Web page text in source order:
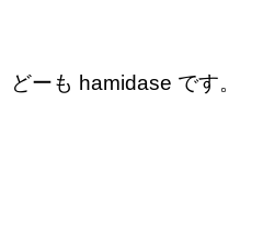
どーも hamidase です。